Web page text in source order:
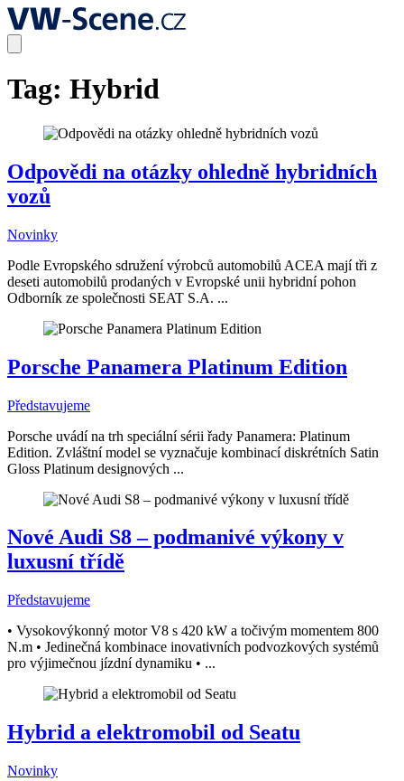
Tag: Hybrid
Odpovědi na otázky ohledně hybridních
vozů
Novinky
Podle Evropského sdružení výrobců automobilů ACEA mají tři z
deseti automobilů prodaných v Evropské unii hybridní pohon
Odborník ze společnosti SEAT S.A. ...
Porsche Panamera Platinum Edition
Představujeme
Porsche uvádí na trh speciální sérii řady Panamera: Platinum
Edition. Zvláštní model se vyznačuje kombinací diskrétních Satin
Gloss Platinum designových ...
Nové Audi S8 – podmanivé výkony v
luxusní třídě
Představujeme
• Vysokovýkonný motor V8 s 420 kW a točivým momentem 800
N.m • Jedinečná kombinace inovativních podvozkových systémů
pro výjimečnou jízdní dynamiku • ...
Hybrid a elektromobil od Seatu
Novinky